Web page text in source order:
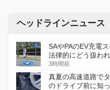
ヘッドラインニュース
SAやPAのEV充電
法律的にどう扱わ
3時間前
真夏の高速道路で
のドライブ前に知